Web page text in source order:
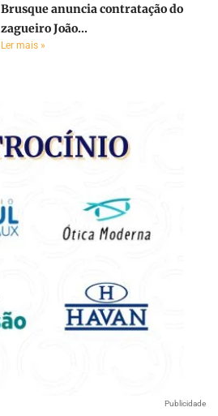
Brusque anuncia contratação do
zagueiro João...
Ler mais »
Publicidade